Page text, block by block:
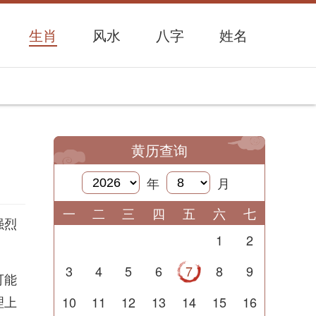
生肖 风水 八字 姓名
烈
能
黄历查询
年
月
一
二 三 四 五 六
七
1
2
3
4 5 6 7 8
9
10
11 12 13 14 15 16